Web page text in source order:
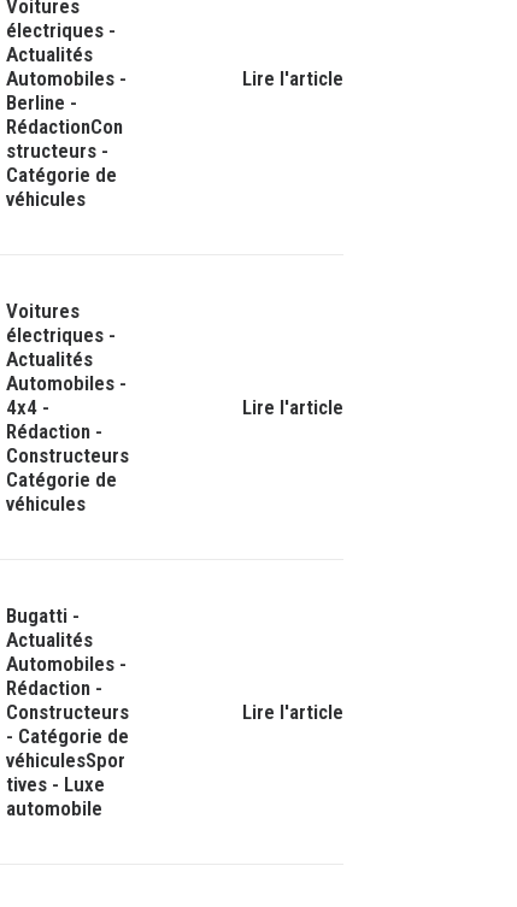
Voitures
électriques -
Actualités
Automobiles -
Berline -
RédactionCon
structeurs -
Catégorie de
véhicules
Lire l'article
Voitures
électriques -
Actualités
Automobiles -
4x4 -
Rédaction -
Constructeurs
Catégorie de
véhicules
Lire l'article
Bugatti -
Actualités
Automobiles -
Rédaction -
Constructeurs
- Catégorie de
véhiculesSpor
tives - Luxe
automobile
Lire l'article